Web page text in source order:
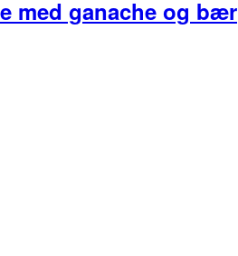
med ganache og bær